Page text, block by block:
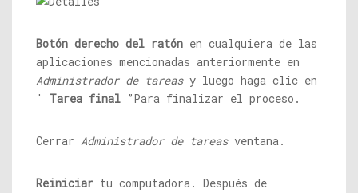
Botón derecho del ratón en cualquiera de las
aplicaciones mencionadas anteriormente en
Administrador de tareasy luego haga clic en
' Tarea final ”Para finalizar el proceso.
Cerrar Administrador de tareasventana.
Reiniciar tu computadora. Después de